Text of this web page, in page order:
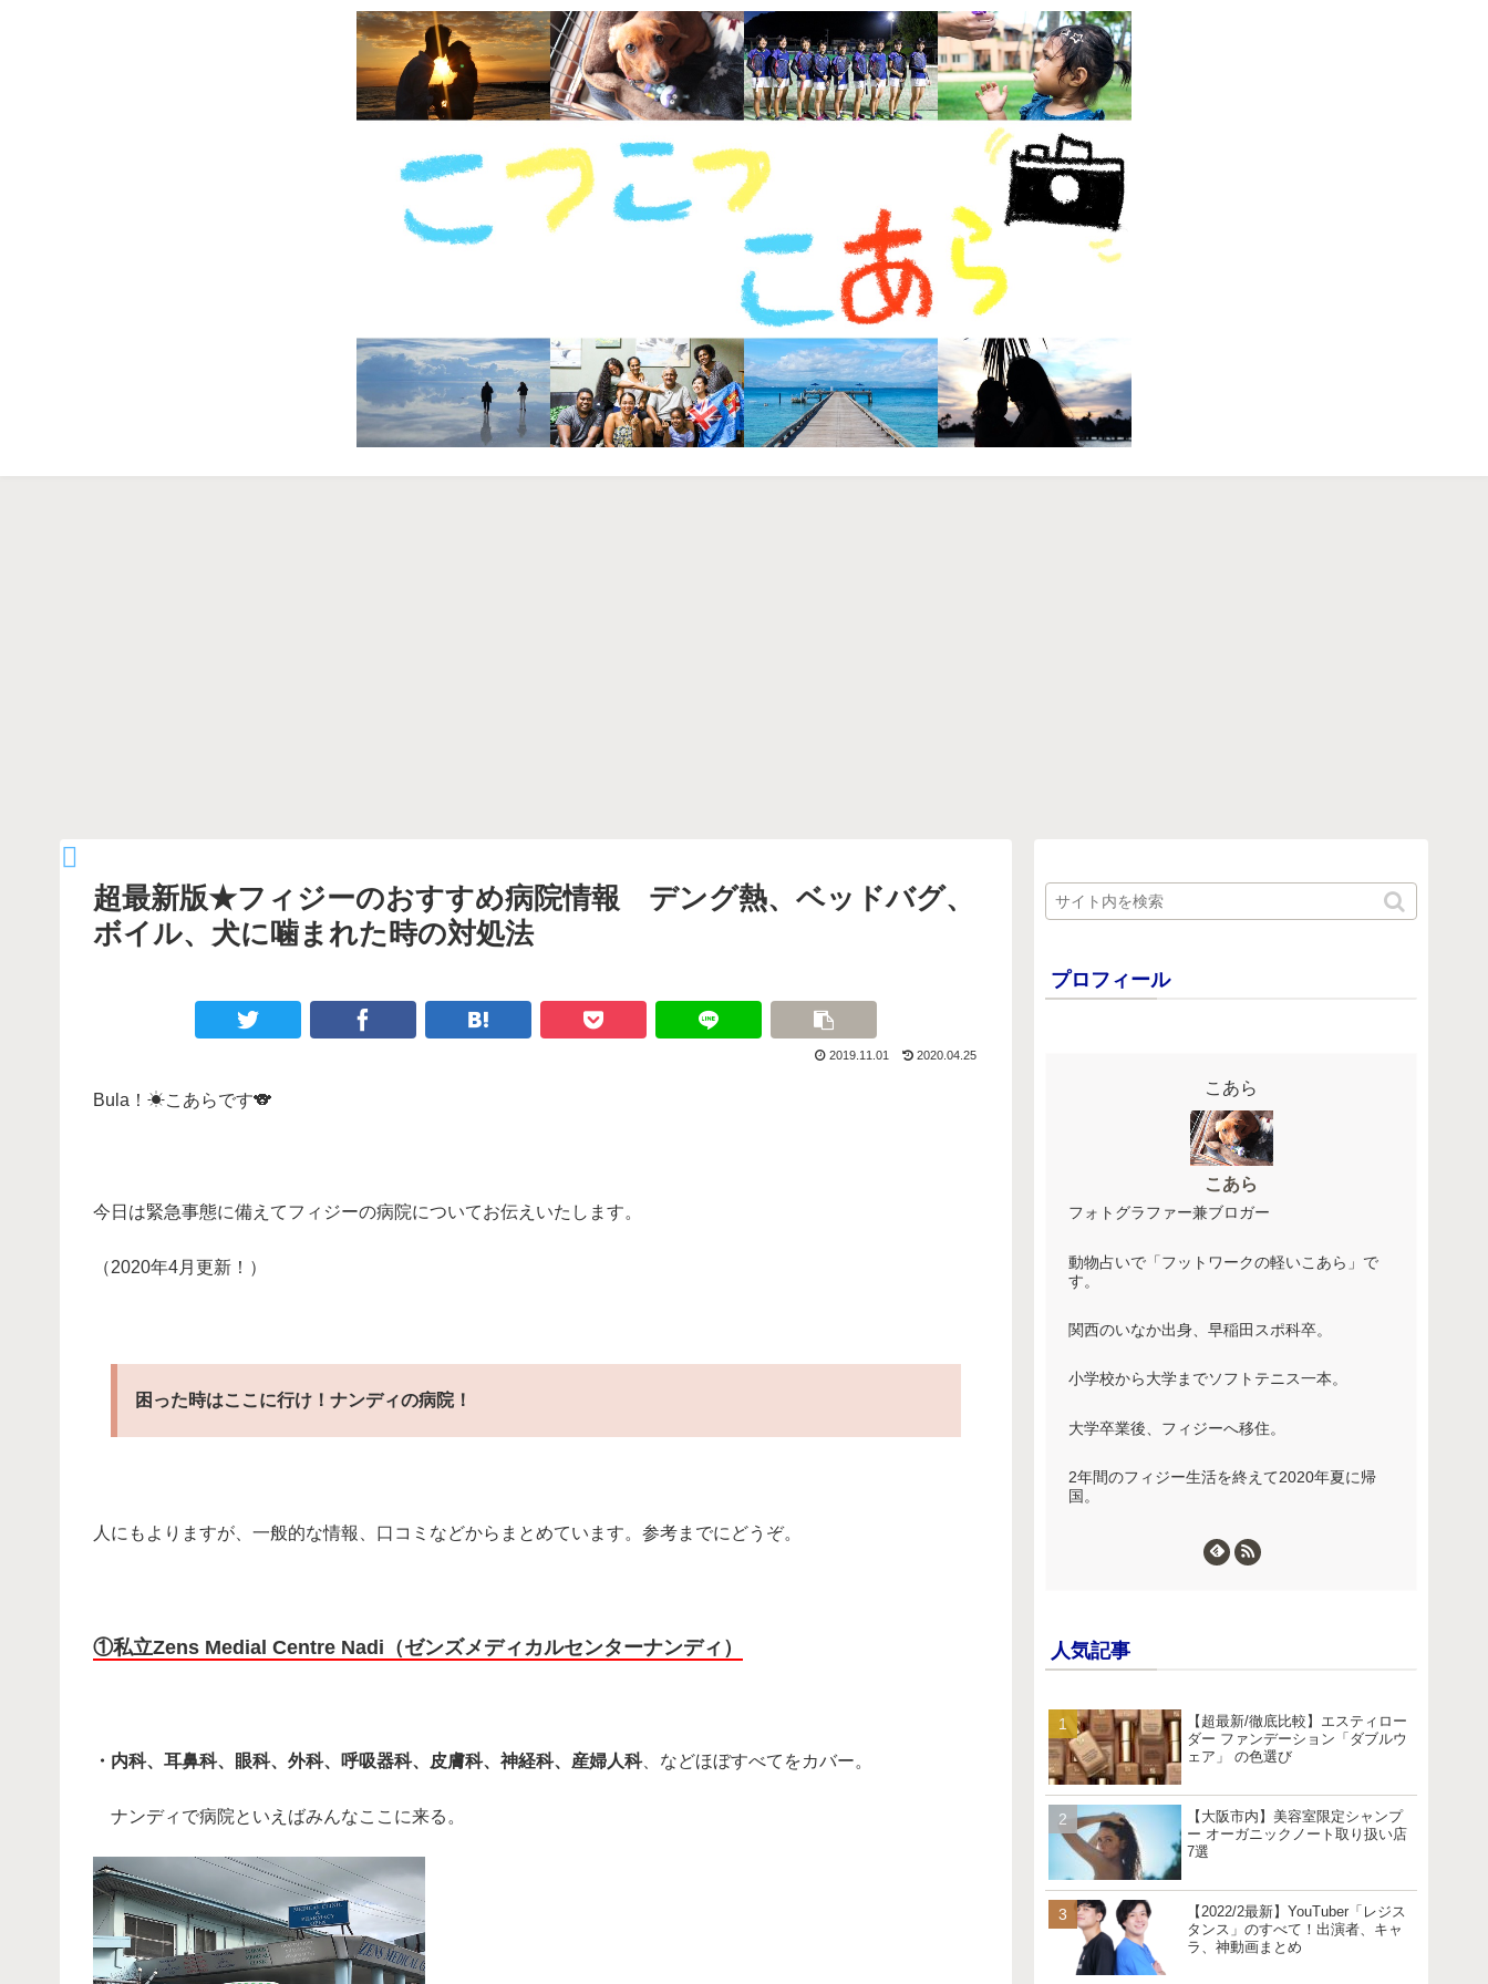
超最新版★フィジーのおすすめ病院情報 デング熱、ベッドバグ、
ボイル、犬に噛まれた時の対処法
2019.11.01 2020.04.25
Bula！☀こあらです🐨
今日は緊急事態に備えてフィジーの病院についてお伝えいたします。
（2020年4月更新！）
困った時はここに行け！ナンディの病院！
人にもよりますが、一般的な情報、口コミなどからまとめています。参考までにどうぞ。
①私立Zens Medial Centre Nadi（ゼンズメディカルセンターナンディ）
・内科、耳鼻科、眼科、外科、呼吸器科、皮膚科、神経科、産婦人科、などほぼすべてをカバー。
ナンディで病院といえばみんなここに来る。
プロフィール
こあら
こあら
フォトグラファー兼ブロガー
動物占いで「フットワークの軽いこあら」で
す。
関西のいなか出身、早稲田スポ科卒。
小学校から大学までソフトテニス一本。
大学卒業後、フィジーへ移住。
2年間のフィジー生活を終えて2020年夏に帰
国。
人気記事
【超最新/徹底比較】エスティロー
ダー ファンデーション「ダブルウ
ェア」 の色選び
【大阪市内】美容室限定シャンプ
ー オーガニックノート取り扱い店
7選
【2022/2最新】YouTuber「レジス
タンス」のすべて！出演者、キャ
ラ、神動画まとめ